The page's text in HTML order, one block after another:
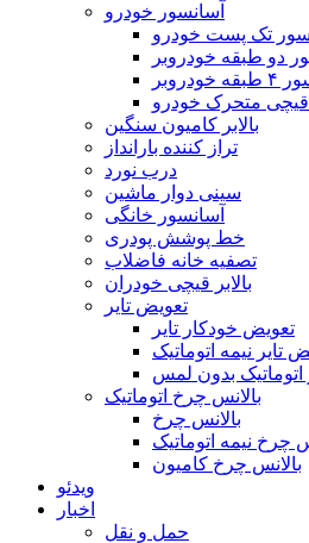
آسانسور خودرو
تک پست خودرو
دو طبقه خودروبر
قیچی متحرک خودرو
بالابر کامیون سنگین
تراز کننده بارانداز
درب نورد
سینی دوار ماشین
آسانسور خانگی
خط پوشش پودری
تصفیه خانه فاضلاب
بالابر قیچی خودران
تعویض تایر
تعویض خودکار تایر
تایر نیمه اتوماتیک
اتوماتیک بدون لمس
بالانس چرخ اتوماتیک
بالانس چرخ
چرخ نیمه اتوماتیک
بالانس چرخ کامیون
ویدئو
اخبار
حمل و نقل